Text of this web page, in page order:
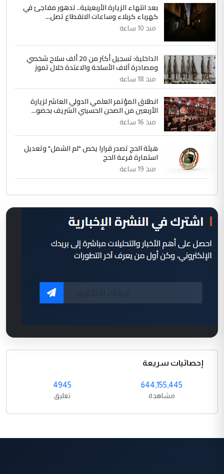
بعد انتهاء الزيارة الأربعينية.. تدهور مفاجئ في
كهرباء كربلاء وساعات الانقطاع تصل...
منذ 10 ساعة
الداخلية: تسجيل أكثر من 20 ألف سلاح شخصي
ومصادرة آلاف الأسلحة والاعتدة خلال تموز
منذ 18 ساعة
انطلاق المؤتمر العلمي الدولي العاشر لزيارة
الأربعين من الصحن الحسيني الشريف بحضو...
منذ 16 ساعة
هيئة الحج تصدر قرارا يخص "لم الشمل" وتعديل
استمارة قرعة الحج
منذ 19 ساعة
إحصائيات سريعة
644,155,445
مشاهدة
4945
تعليق